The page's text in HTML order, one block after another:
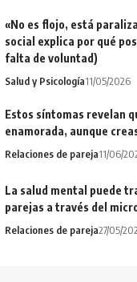
«No es flojo, está
social explica por qué
falta de voluntad)
Salud y Psicología11/05/2026
Estos síntomas revelan
enamorada, aunque
Relaciones de pareja11/06/
La salud mental puede
parejas a través del
Relaciones de pareja27/05/